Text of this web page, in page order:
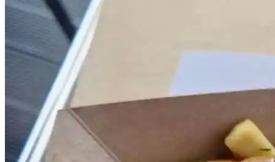
DÄNEMARK
FINNLAND
FRANKREICH
LUXEMBURG
NIEDERLANDE
ÖSTERREICH
EUROPA
RUHRGEBIET
DEUTSCHLAND
DÄNEMARK
FINNLAND
FRANKREICH
IRLAND